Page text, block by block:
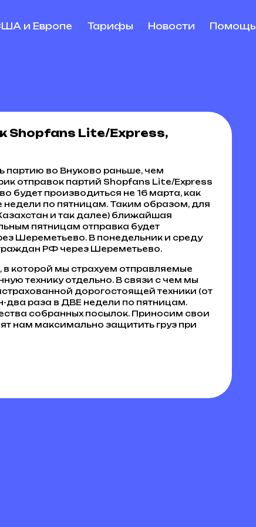
и Европе Тарифы Новости Помощь
Shopfans Lite/Express,
партию во Внуково раньше, чем
отправок партий Shopfans Lite/Express
будет производиться не 16 марта, как
недели по пятницам. Таким образом, для
и так далее) ближайшая
пятницам отправка будет
Шереметьево. В понедельник и среду
РФ через Шереметьево.
которой мы страхуем отправляемые
технику отдельно. В связи с чем мы
дорогостоящей техники (от
два раза в ДВЕ недели по пятницам.
собранных посылок. Приносим свои
нам максимально защитить груз при